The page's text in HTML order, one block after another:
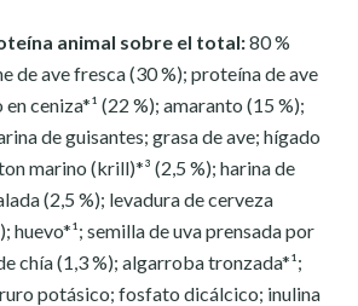
animal sobre el total:80 %
de ave fresca (30 %); proteína de ave
ceniza*¹ (22 %); amaranto (15 %);
de guisantes; grasa de ave; hígado
marino (krill)*³ (2,5 %); harina de
(2,5 %); levadura de cerveza
huevo*¹; semilla de uva prensada por
chía (1,3 %); algarroba tronzada*¹;
potásico; fosfato dicálcico; inulina